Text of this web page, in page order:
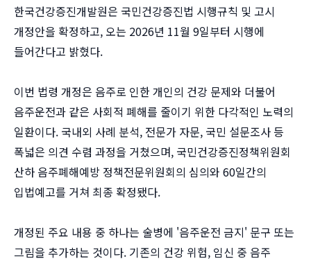
한국건강증진개발원은 국민건강증진법 시행규칙 및 고시
개정안을 확정하고, 오는 2026년 11월 9일부터 시행에
들어간다고 밝혔다.
이번 법령 개정은 음주로 인한 개인의 건강 문제와 더불어
음주운전과 같은 사회적 폐해를 줄이기 위한 다각적인 노력의
일환이다. 국내외 사례 분석, 전문가 자문, 국민 설문조사 등
폭넓은 의견 수렴 과정을 거쳤으며, 국민건강증진정책위원회
산하 음주폐해예방 정책전문위원회의 심의와 60일간의
입법예고를 거쳐 최종 확정됐다.
개정된 주요 내용 중 하나는 술병에 '음주운전 금지' 문구 또는
그림을 추가하는 것이다. 기존의 건강 위험, 임신 중 음주